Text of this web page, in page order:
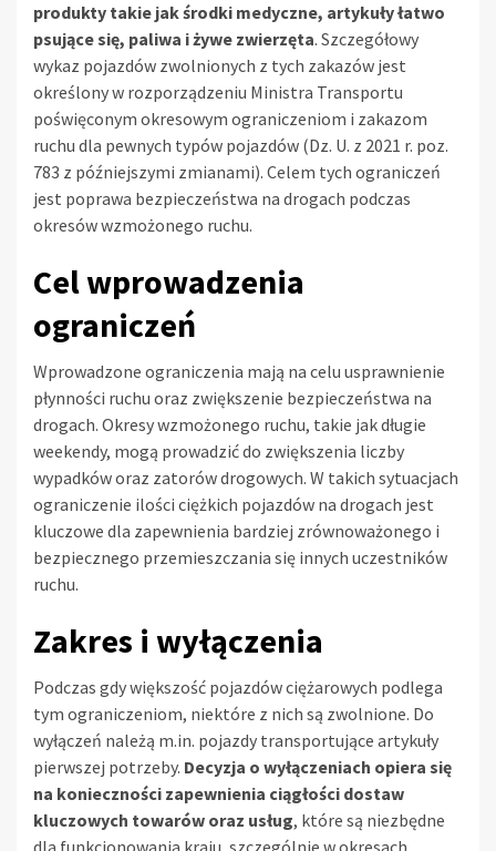
produkty takie jak środki medyczne, artykuły łatwo
psujące się, paliwa i żywe zwierzęta. Szczegółowy
wykaz pojazdów zwolnionych z tych zakazów jest
określony w rozporządzeniu Ministra Transportu
poświęconym okresowym ograniczeniom i zakazom
ruchu dla pewnych typów pojazdów (Dz. U. z 2021 r. poz.
783 z późniejszymi zmianami). Celem tych ograniczeń
jest poprawa bezpieczeństwa na drogach podczas
okresów wzmożonego ruchu.
Cel wprowadzenia
ograniczeń
Wprowadzone ograniczenia mają na celu usprawnienie
płynności ruchu oraz zwiększenie bezpieczeństwa na
drogach. Okresy wzmożonego ruchu, takie jak długie
weekendy, mogą prowadzić do zwiększenia liczby
wypadków oraz zatorów drogowych. W takich sytuacjach
ograniczenie ilości ciężkich pojazdów na drogach jest
kluczowe dla zapewnienia bardziej zrównoważonego i
bezpiecznego przemieszczania się innych uczestników
ruchu.
Zakres i wyłączenia
Podczas gdy większość pojazdów ciężarowych podlega
tym ograniczeniom, niektóre z nich są zwolnione. Do
wyłączeń należą m.in. pojazdy transportujące artykuły
pierwszej potrzeby. Decyzja o wyłączeniach opiera się
na konieczności zapewnienia ciągłości dostaw
kluczowych towarów oraz usług, które są niezbędne